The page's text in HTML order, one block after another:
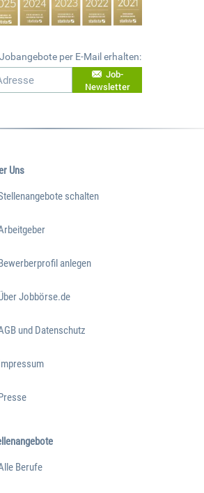
per E-Mail erhalten:
Job-
Newsletter
Uns
schalten
Bewerberprofil anlegen
Jobbörse.de
und Datenschutz
Impressum
Presse
Berufe